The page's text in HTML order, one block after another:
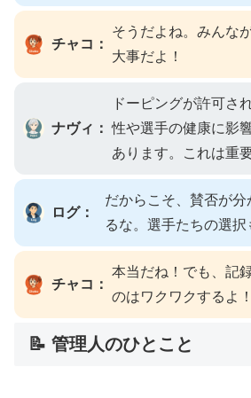
チャコ：
そうだよね。みんな
大事だよ！
ナヴィ：
ドーピングが許可さ
性や選手の健康に影
あります。これは重
ログ：
だからこそ、賛否が分
るな。選手たちの選択
チャコ：
本当だね！でも、記
のはワクワクするよ！
📝 管理人のひとこと